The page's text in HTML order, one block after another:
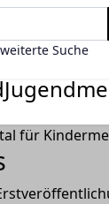
Suche
für